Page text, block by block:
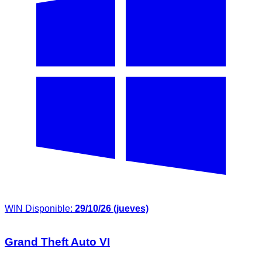
WIN Disponible: 29/10/26 (jueves)
Grand Theft Auto VI